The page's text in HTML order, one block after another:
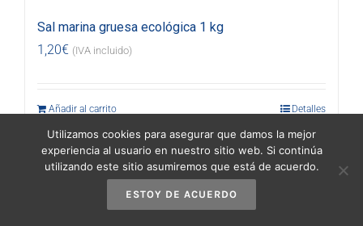
Sal marina gruesa ecológica 1 kg
1,20€ (IVA incluido)
Añadir al carrito Detalles
Utilizamos cookies para asegurar que damos la mejor
experiencia al usuario en nuestro sitio web. Si continúa
utilizando este sitio asumiremos que está de acuerdo.
ESTOY DE ACUERDO